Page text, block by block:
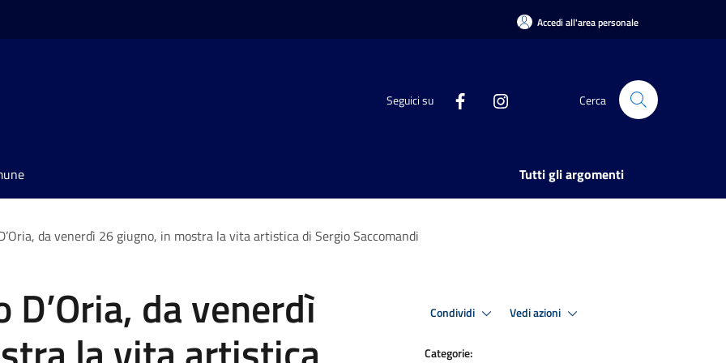
Accedi all'area personale
Seguici su Cerca
Tutti gli argomenti
da venerdì 26 giugno, in mostra la vita artistica di Sergio Saccomandi
D’Oria, da venerdì Condividi Vedi azioni
Categorie: